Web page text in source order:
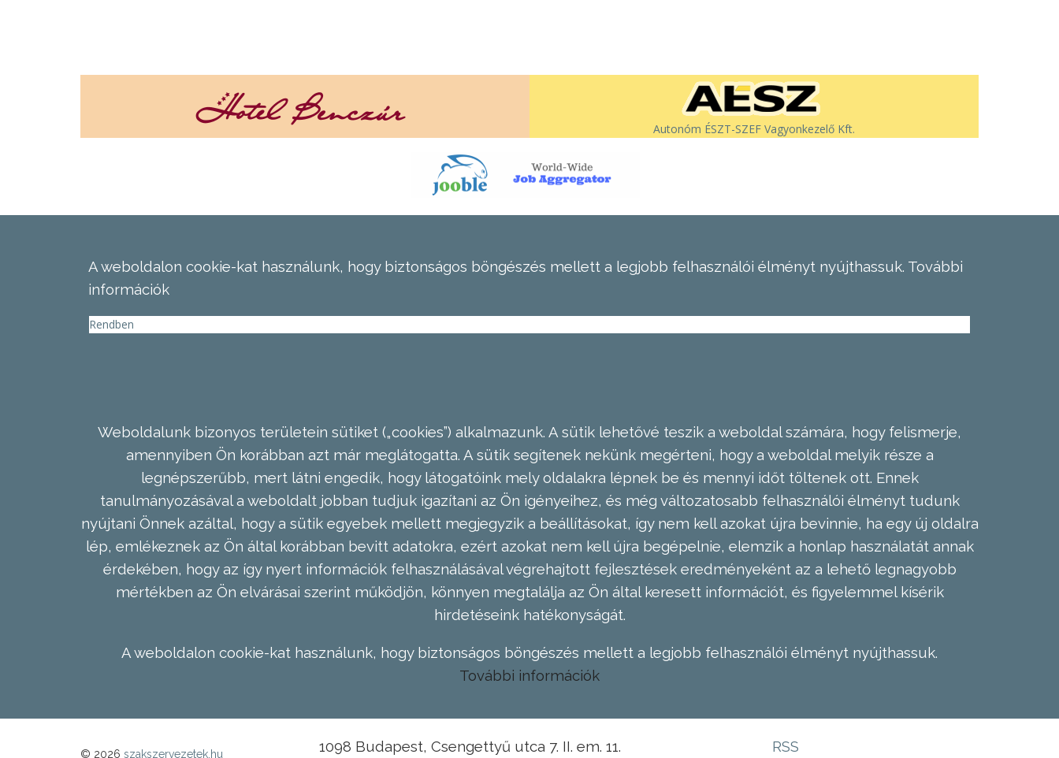
Autonóm ÉSZT-SZEF Vagyonkezelő Kft.
A weboldalon cookie-kat használunk, hogy biztonságos böngészés mellett a legjobb felhasználói élményt nyújthassuk. További
információk
Rendben
Weboldalunk bizonyos területein sütiket („cookies”) alkalmazunk. A sütik lehetővé teszik a weboldal számára, hogy felismerje,
amennyiben Ön korábban azt már meglátogatta. A sütik segítenek nekünk megérteni, hogy a weboldal melyik része a
legnépszerűbb, mert látni engedik, hogy látogatóink mely oldalakra lépnek be és mennyi időt töltenek ott. Ennek
tanulmányozásával a weboldalt jobban tudjuk igazítani az Ön igényeihez, és még változatosabb felhasználói élményt tudunk
nyújtani Önnek azáltal, hogy a sütik egyebek mellett megjegyzik a beállításokat, így nem kell azokat újra bevinnie, ha egy új oldalra
lép, emlékeznek az Ön által korábban bevitt adatokra, ezért azokat nem kell újra begépelnie, elemzik a honlap használatát annak
érdekében, hogy az így nyert információk felhasználásával végrehajtott fejlesztések eredményeként az a lehető legnagyobb
mértékben az Ön elvárásai szerint működjön, könnyen megtalálja az Ön által keresett információt, és figyelemmel kísérik
hirdetéseink hatékonyságát.
A weboldalon cookie-kat használunk, hogy biztonságos böngészés mellett a legjobb felhasználói élményt nyújthassuk.
További információk
© 2026 szakszervezetek.hu 1098 Budapest, Csengettyű utca 7. II. em. 11. RSS